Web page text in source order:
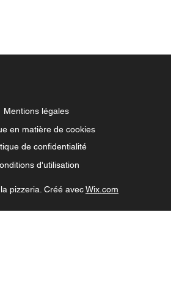
Mentions légales
en matière de cookies
de confidentialité
d'utilisation
pizzeria. Créé avecWix.com